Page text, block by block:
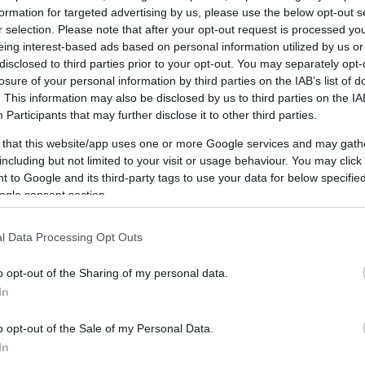
for targeted advertising by us, please use the below opt-out
selection. Please note that after your opt-out request is processed
interest-based ads based on personal information utilized by us
to third parties prior to your opt-out. You may separately
of your personal information by third parties on the IAB’s list of
This information may also be disclosed by us to third parties on the
Participants that may further disclose it to other third parties.
that this website/app uses one or more Google services and may
but not limited to your visit or usage behaviour. You may
to Google and its third-party tags to use your data for below
consent section.
Data Processing Opt Outs
opt-out of the Sharing of my personal data.
opt-out of the Sale of my Personal Data.
Tetszik 0
BY: KÁLMÁN IMRE EMLÉKHÁZ2025. JÚL 17.